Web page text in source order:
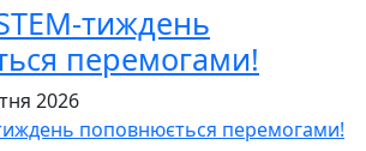
тиждень
перемогами!
2026
поповнюється перемогами!